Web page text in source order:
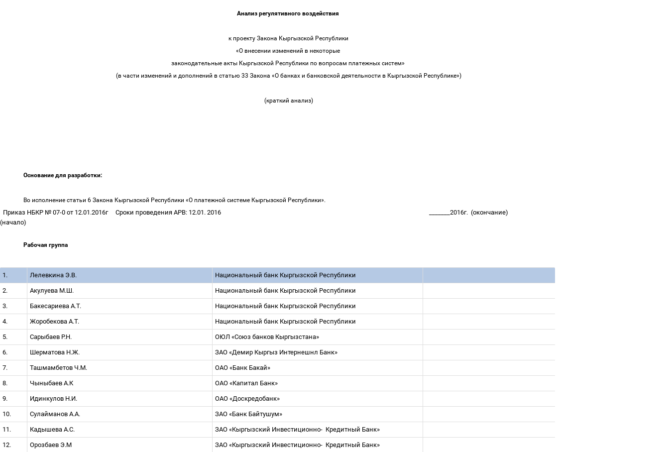
Анализ регулятивного воздействия
к проекту Закона Кыргызской Республики
«О внесении изменений в некоторые
законодательные акты Кыргызской Республики по вопросам платежных систем»
(в части изменений и дополнений в статью 33 Закона «О банках и банковской деятельности в Кыргызской Республике»)
(краткий анализ)
Основание для разработки:
Во исполнение статьи 6 Закона Кыргызской Республики «О платежной системе Кыргызской Республики».
Приказ НБКР № 07-0 от 12.01.2016г
Сроки проведения АРВ: 12.01. 2016
(начало)
_______2016г. (окончание)
Рабочая группа
1. Лелевкина Э.В. Национальный банк Кыргызской Республики
2. Акулуева М.Ш. Национальный банк Кыргызской Республики
3. Бакесариева А.Т. Национальный банк Кыргызской Республики
4. Жоробекова А.Т. Национальный банк Кыргызской Республики
5. Сарыбаев Р.Н. ОЮЛ «Союз банков Кыргызстана»
6. Шерматова Н.Ж. ЗАО «Демир Кыргыз Интернешнл Банк»
7. Ташмамбетов Ч.М. ОАО «Банк Бакай»
8. Чыныбаев А.К ОАО «Капитал Банк»
9. Идинкулов Н.И. ОАО «Доскредобанк»
10. Сулайманов А.А. ЗАО «Банк Байтушум»
11. Кадышева А.С. ЗАО «Кыргызский Инвестиционно- Кредитный Банк»
12. Орозбаев Э.М ЗАО «Кыргызский Инвестиционно- Кредитный Банк»